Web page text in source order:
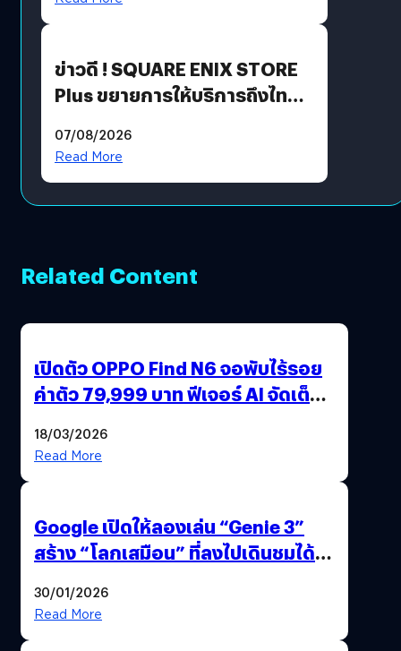
ข่าวดี ! SQUARE ENIX STORE
Plus ขยายการให้บริการถึงไทย
โดยตรง
07/08/2026
Read More
Related Content
เปิดตัว OPPO Find N6 จอพับไร้รอย
ค่าตัว 79,999 บาท ฟีเจอร์ AI จัดเต็ม
18/03/2026
Read More
Google เปิดให้ลองเล่น “Genie 3”
สร้าง “โลกเสมือน” ที่ลงไปเดินชมได้
30/01/2026
Read More